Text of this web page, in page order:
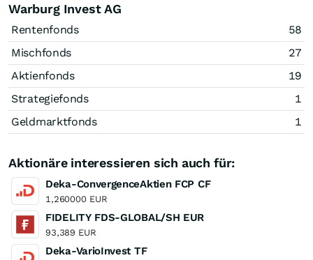
Warburg Invest AG
Rentenfonds
58
Mischfonds
27
Aktienfonds
19
Strategiefonds
1
Geldmarktfonds
1
Aktionäre interessieren sich auch für:
Deka-ConvergenceAktien FCP CF
1,260000 EUR
FIDELITY FDS-GLOBAL/SH EUR
93,389 EUR
Deka-VarioInvest TF